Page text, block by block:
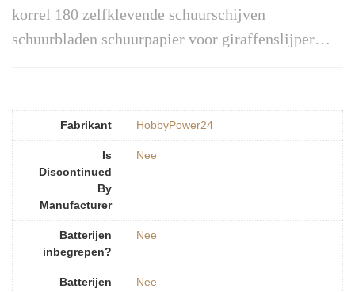
korrel 180 zelfklevende schuurschijven
schuurbladen schuurpapier voor giraffenslijper…
Fabrikant ‎HobbyPower24
Is
Discontinued
By
Manufacturer
‎Nee
Batterijen
inbegrepen?
‎Nee
Batterijen ‎Nee